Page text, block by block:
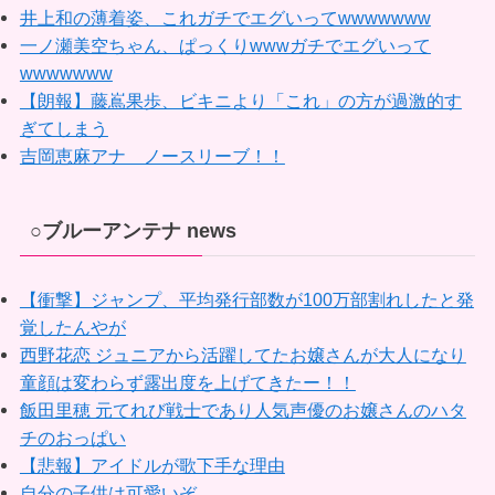
井上和の薄着姿、これガチでエグいってwwwwwww
一ノ瀬美空ちゃん、ぱっくりwwwガチでエグいって
wwwwwww
【朗報】藤嶌果歩、ビキニより「これ」の方が過激的す
ぎてしまう
吉岡恵麻アナ ノースリーブ！！
○ブルーアンテナ news
【衝撃】ジャンプ、平均発行部数が100万部割れしたと発
覚したんやが
西野花恋 ジュニアから活躍してたお嬢さんが大人になり
童顔は変わらず露出度を上げてきたー！！
飯田里穂 元てれび戦士であり人気声優のお嬢さんのハタ
チのおっぱい
【悲報】アイドルが歌下手な理由